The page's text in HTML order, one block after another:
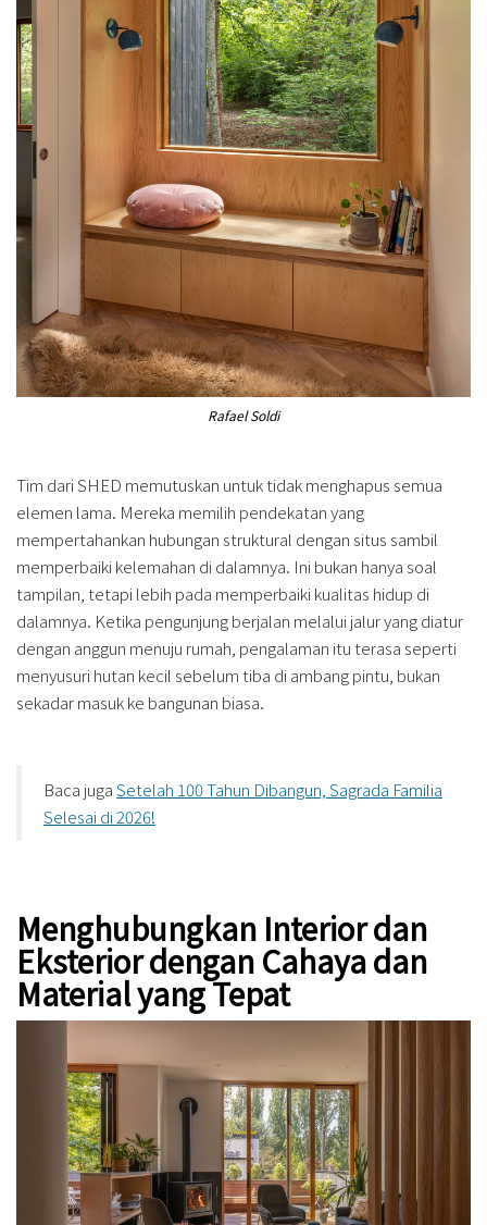
Rafael Soldi
Tim dari SHED memutuskan untuk tidak menghapus semua
elemen lama. Mereka memilih pendekatan yang
mempertahankan hubungan struktural dengan situs sambil
memperbaiki kelemahan di dalamnya. Ini bukan hanya soal
tampilan, tetapi lebih pada memperbaiki kualitas hidup di
dalamnya. Ketika pengunjung berjalan melalui jalur yang diatur
dengan anggun menuju rumah, pengalaman itu terasa seperti
menyusuri hutan kecil sebelum tiba di ambang pintu, bukan
sekadar masuk ke bangunan biasa.
Baca jugaSetelah 100 Tahun Dibangun, Sagrada Familia
Selesai di 2026!
Menghubungkan Interior dan
Eksterior dengan Cahaya dan
Material yang Tepat